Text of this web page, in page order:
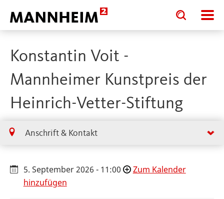
Toggle
search
input
Toggle
search
input
Konstantin Voit -
Mannheimer Kunstpreis der
Heinrich-Vetter-Stiftung
Anschrift & Kontakt
5. September 2026 - 11:00
Zum Kalender
hinzufügen